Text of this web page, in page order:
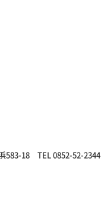
浜583-18TEL 0852-52-2344